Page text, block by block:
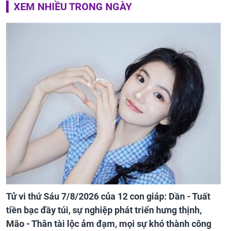
XEM NHIỀU TRONG NGÀY
Tử vi thứ Sáu 7/8/2026 của 12 con giáp: Dần - Tuất
tiền bạc đầy túi, sự nghiệp phát triển hưng thịnh,
Mão - Thân tài lộc ảm đạm, mọi sự khó thành công